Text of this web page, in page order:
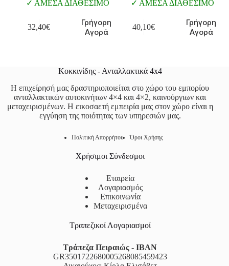
ΑΜΕΣΑ ΔΙΑΘΕΣΙΜΟ
32,40€
Γρήγορη
Αγορά
ΑΜΕΣΑ ΔΙΑΘΕΣΙΜΟ
40,10€
Γρήγορη
Αγορά
Κοκκινίδης - Ανταλλακτικά 4x4
Η επιχείρησή μας δραστηριοποιείται στο χώρο του εμπορίου
ανταλλακτικών αυτοκινήτων 4×4 και 4×2, καινούργιων και
μεταχειρισμένων. Η εικοσαετή εμπειρία μας στον χώρο είναι η
εγγύηση της ποιότητας των υπηρεσιών μας.
Πολιτική Απορρήτου Όροι Χρήσης
Χρήσιμοι Σύνδεσμοι
Εταιρεία
Λογαριασμός
Επικοινωνία
Μεταχειρισμένα
Τραπεζικοί Λογαριασμοί
Τράπεζα Πειραιώς - IBAN
GR3501722680005268085459423